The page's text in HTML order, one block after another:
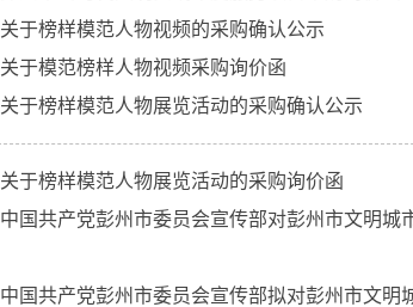
关于榜样模范人物视频的采购确认公示
关于模范榜样人物视频采购询价函
关于榜样模范人物展览活动的采购确认公示
关于榜样模范人物展览活动的采购询价函
中国共产党彭州市委员会宣传部对彭州市文明城
中国共产党彭州市委员会宣传部拟对彭州市文明